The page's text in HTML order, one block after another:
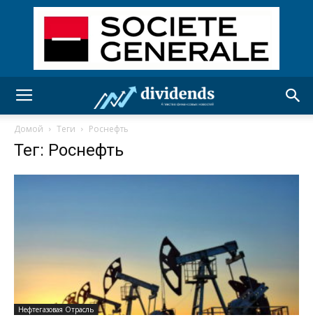
Домой Теги Роснефть
Тег: Роснефть
Нефтегазовая Отрасль